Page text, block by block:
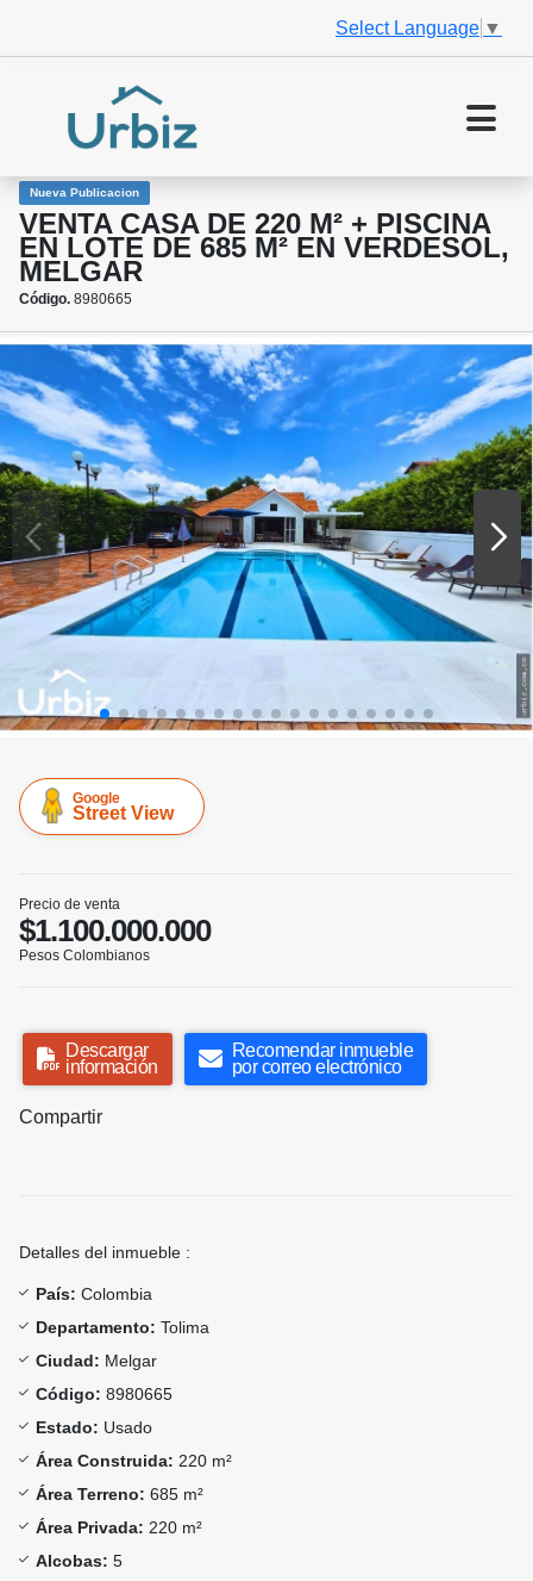
Select Language ▼
Nueva Publicacion
VENTA CASA DE 220 M² + PISCINA
EN LOTE DE 685 M² EN VERDESOL,
MELGAR
Código. 8980665
Google
Street View
Precio de venta
$1.100.000.000
Pesos Colombianos
Descargar
información
Recomendar inmueble
por correo electrónico
Compartir
Detalles del inmueble :
País: Colombia
Departamento: Tolima
Ciudad: Melgar
Código: 8980665
Estado: Usado
Área Construida: 220 m²
Área Terreno: 685 m²
Área Privada: 220 m²
Alcobas: 5